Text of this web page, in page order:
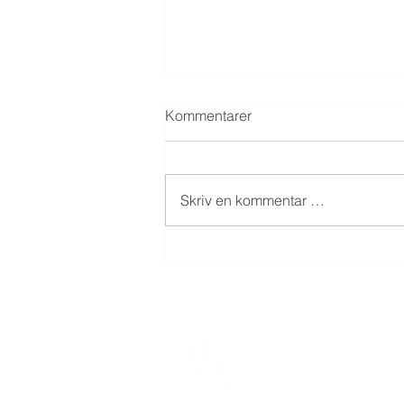
Kommentarer
Skriv en kommentar …